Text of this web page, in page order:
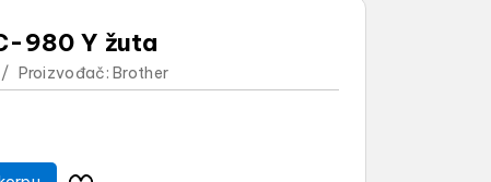
980 Y žuta
/ Proizvođač:Brother